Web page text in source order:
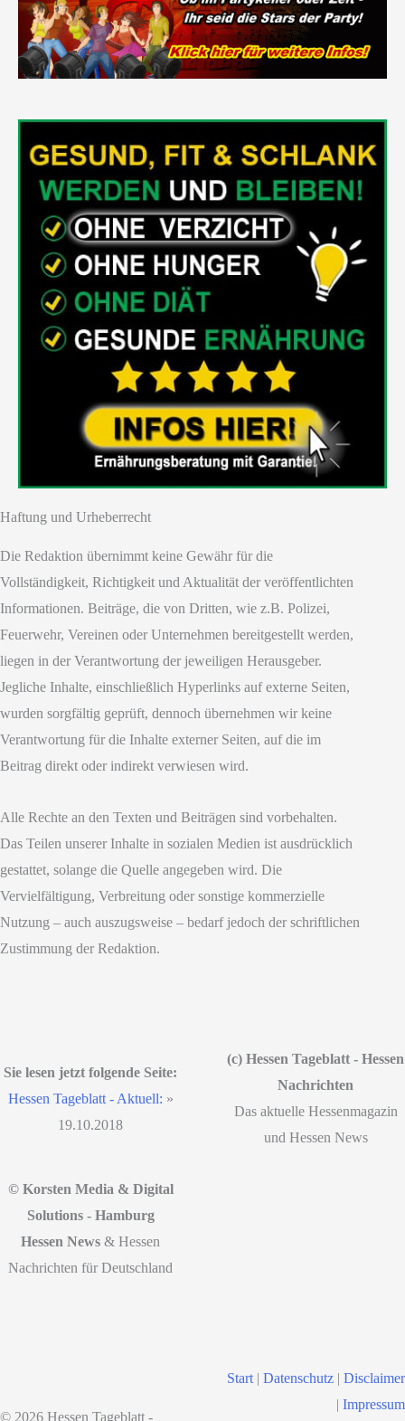
Haftung und Urheberrecht
Die Redaktion übernimmt keine Gewähr für die
Vollständigkeit, Richtigkeit und Aktualität der veröffentlichten
Informationen. Beiträge, die von Dritten, wie z.B. Polizei,
Feuerwehr, Vereinen oder Unternehmen bereitgestellt werden,
liegen in der Verantwortung der jeweiligen Herausgeber.
Jegliche Inhalte, einschließlich Hyperlinks auf externe Seiten,
wurden sorgfältig geprüft, dennoch übernehmen wir keine
Verantwortung für die Inhalte externer Seiten, auf die im
Beitrag direkt oder indirekt verwiesen wird.
Alle Rechte an den Texten und Beiträgen sind vorbehalten.
Das Teilen unserer Inhalte in sozialen Medien ist ausdrücklich
gestattet, solange die Quelle angegeben wird. Die
Vervielfältigung, Verbreitung oder sonstige kommerzielle
Nutzung – auch auszugsweise – bedarf jedoch der schriftlichen
Zustimmung der Redaktion.
Sie lesen jetzt folgende Seite:
Hessen Tageblatt - Aktuell: »
19.10.2018
(c) Hessen Tageblatt - Hessen
Nachrichten
Das aktuelle Hessenmagazin
und Hessen News
© Korsten Media & Digital
Solutions - Hamburg
Hessen News & Hessen
Nachrichten für Deutschland
© 2026 Hessen Tageblatt -
Start | Datenschutz | Disclaimer
| Impressum